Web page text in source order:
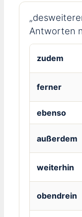
Antworten
zudem
ferner
ebenso
außerdem
weiterhin
obendrein